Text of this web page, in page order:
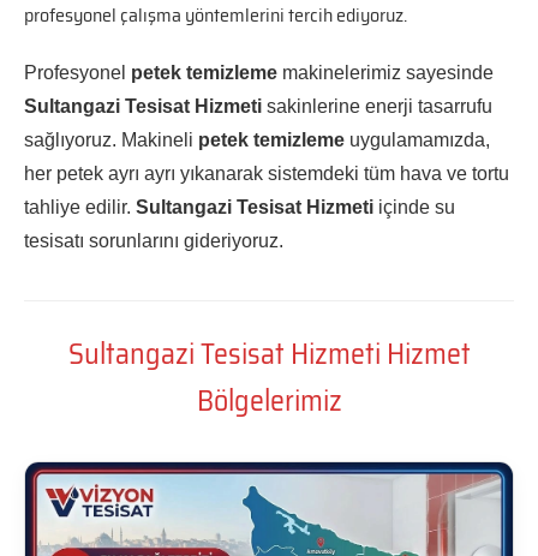
profesyonel çalışma yöntemlerini tercih ediyoruz.
Profesyonel petek temizleme makinelerimiz sayesinde
Sultangazi Tesisat Hizmeti sakinlerine enerji tasarrufu
sağlıyoruz. Makineli petek temizleme uygulamamızda,
her petek ayrı ayrı yıkanarak sistemdeki tüm hava ve tortu
tahliye edilir. Sultangazi Tesisat Hizmeti içinde su
tesisatı sorunlarını gideriyoruz.
Sultangazi Tesisat Hizmeti Hizmet
Bölgelerimiz